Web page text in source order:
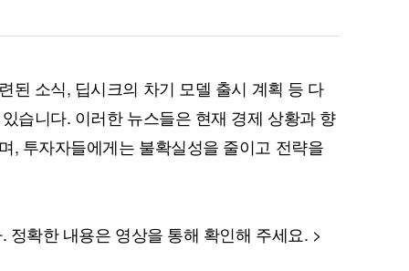
된 소식, 딥시크의 차기 모델 출시 계획 등 다
습니다. 이러한 뉴스들은 현재 경제 상황과 향
, 투자자들에게는 불확실성을 줄이고 전략을
확한 내용은 영상을 통해 확인해 주세요. >